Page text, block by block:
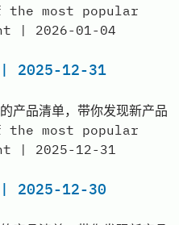
most popular
| 2026-01-04
2025-12-31
品清单，带你发现新产品
most popular
| 2025-12-31
2025-12-30